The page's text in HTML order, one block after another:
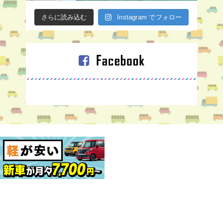
さらに読み込む Instagram でフォロー